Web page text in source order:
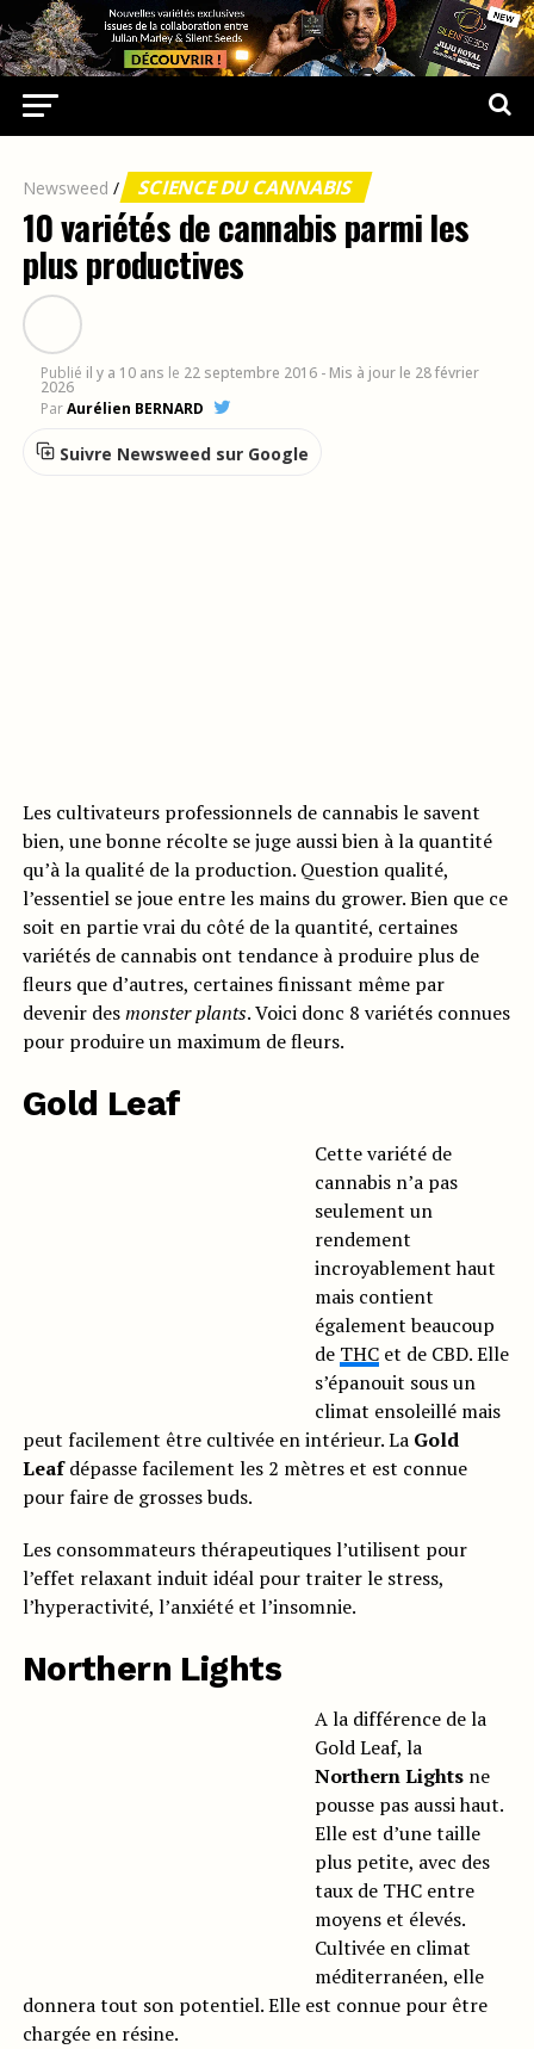
Newsweed / SCIENCE DU CANNABIS
10 variétés de cannabis parmi les
plus productives
Publié il y a 10 ans le 22 septembre 2016 - Mis à jour le 28 février
2026
ParAurélien BERNARD
Suivre Newsweed sur Google
Les cultivateurs professionnels de cannabis le savent
bien, une bonne récolte se juge aussi bien à la quantité
qu’à la qualité de la production. Question qualité,
l’essentiel se joue entre les mains du grower. Bien que ce
soit en partie vrai du côté de la quantité, certaines
variétés de cannabis ont tendance à produire plus de
fleurs que d’autres, certaines finissant même par
devenir desmonster plants. Voici donc 8 variétés connues
pour produire un maximum de fleurs.
Gold Leaf
Cette variété de
cannabis n’a pas
seulement un
rendement
incroyablement haut
mais contient
également beaucoup
de THCet de CBD. Elle
s’épanouit sous un
climat ensoleillé mais
peut facilement être cultivée en intérieur. La Gold
Leafdépasse facilement les 2 mètres et est connue
pour faire de grosses buds.
Les consommateurs thérapeutiques l’utilisent pour
l’effet relaxant induit idéal pour traiter le stress,
l’hyperactivité, l’anxiété et l’insomnie.
Northern Lights
A la différence de la
Gold Leaf, la
Northern Lightsne
pousse pas aussi haut.
Elle est d’une taille
plus petite, avec des
taux de THC entre
moyens et élevés.
Cultivée en climat
méditerranéen, elle
donnera tout son potentiel. Elle est connue pour être
chargée en résine.